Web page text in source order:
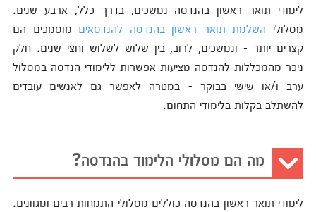
לימודי תואר ראשון בהנדסה נמשכים, בדרך כלל, ארבע שנים.
מסלולי השלמת תואר ראשון בהנדסה להנדסאיםמוסמכים הם
קצרים יותר - ונמשכים, לרוב, בין שלוש לשלוש וחצי שנים. חלק
ניכר מהמכללות להנדסה מציעות אפשרות ללימודי הנדסה במסלול
ערב ו/או שישי בבוקר - במטרה לאפשר גם לאנשים עובדים
להשתלב בקלות בלימודי התחום.
מה הם מסלולי הלימוד בהנדסה?
לימודי תואר ראשון בהנדסה כוללים מסלולי התמחות רבים ומגוונים.